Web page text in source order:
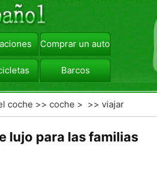
Comprar un automóvil
Barcos
coche >>coche > >>viajar
lujo para las familias